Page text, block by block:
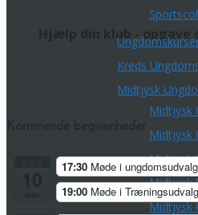
Kreds
Midtjysk
Midtjysk
Midtjysk
Midtjysk
Midtjysk
Midtjysk
Hjælp din klub - opgave
17:30 Møde i
19:00 Møde i